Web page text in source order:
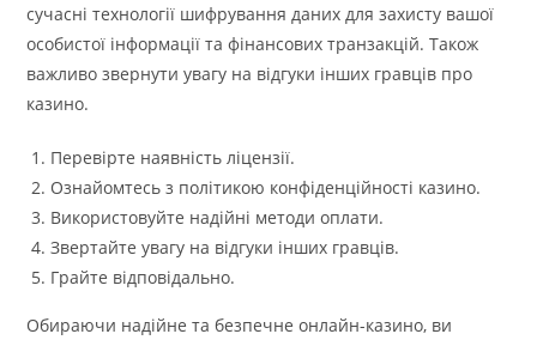
сучасні технології шифрування даних для захисту вашої
особистої інформації та фінансових транзакцій. Також
важливо звернути увагу на відгуки інших гравців про
казино.
Перевірте наявність ліцензії.
Ознайомтесь з політикою конфіденційності казино.
Використовуйте надійні методи оплати.
Звертайте увагу на відгуки інших гравців.
Грайте відповідально.
Обираючи надійне та безпечне онлайн-казино, ви